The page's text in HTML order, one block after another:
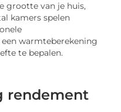
grootte van je huis,
kamers spelen
warmteberekening
te bepalen.
rendement